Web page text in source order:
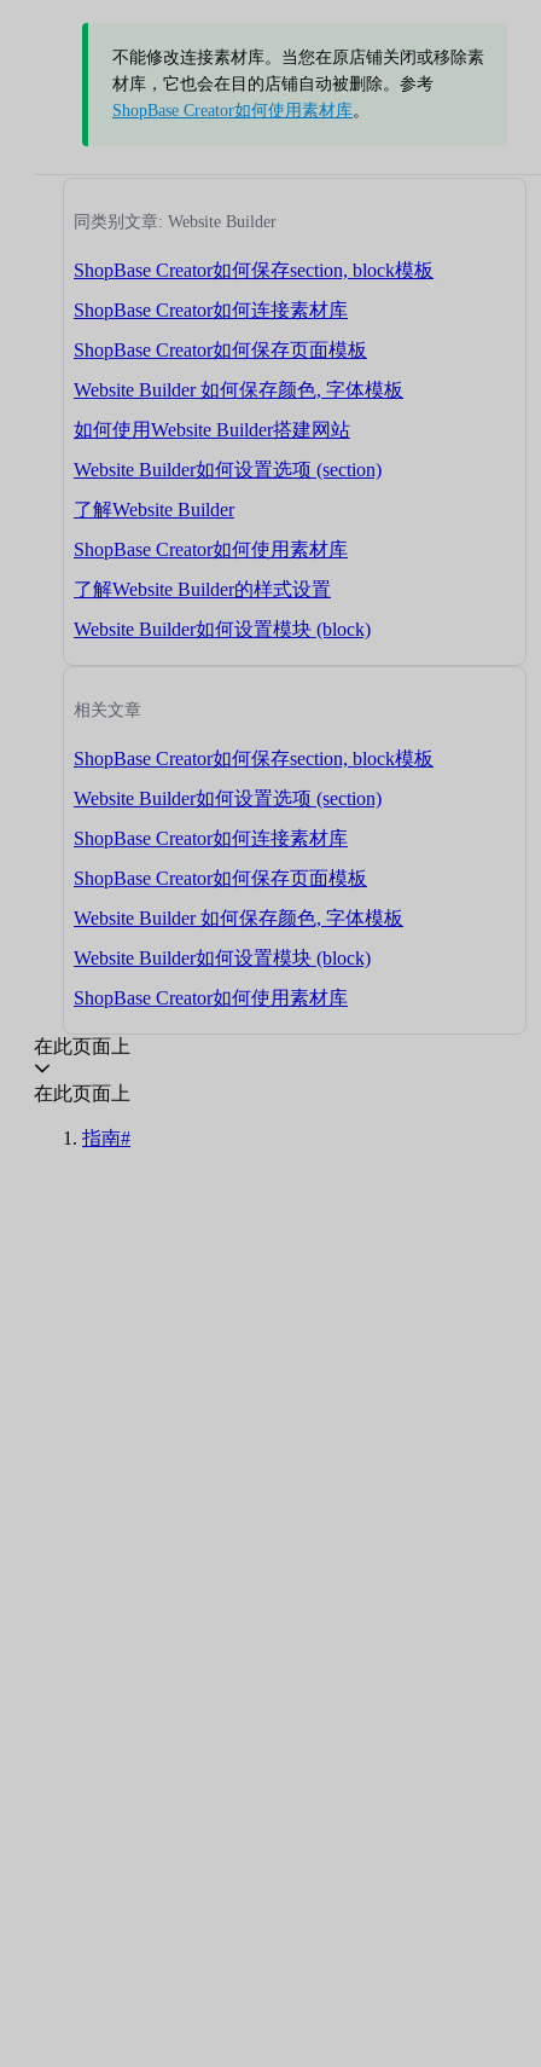
不能修改连接素材库。当您在原店铺关闭或移除素
材库，它也会在目的店铺自动被删除。参考
ShopBase Creator如何使用素材库。
同类别文章: Website Builder
ShopBase Creator如何保存section, block模板
ShopBase Creator如何连接素材库
ShopBase Creator如何保存页面模板
Website Builder 如何保存颜色, 字体模板
如何使用Website Builder搭建网站
Website Builder如何设置选项 (section)
了解Website Builder
ShopBase Creator如何使用素材库
了解Website Builder的样式设置
Website Builder如何设置模块 (block)
相关文章
ShopBase Creator如何保存section, block模板
Website Builder如何设置选项 (section)
ShopBase Creator如何连接素材库
ShopBase Creator如何保存页面模板
Website Builder 如何保存颜色, 字体模板
Website Builder如何设置模块 (block)
ShopBase Creator如何使用素材库
在此页面上
在此页面上
指南#